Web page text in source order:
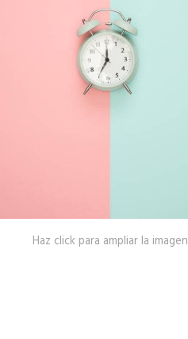
Haz click para ampliar la imagen